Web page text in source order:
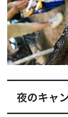
夜のキャ